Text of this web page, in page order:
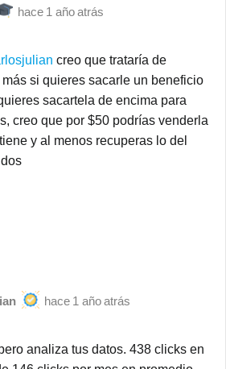
1 año atrás
creo que trataría de
si quieres sacarle un beneficio
sacartela de encima para
creo que por $50 podrías venderla
y al menos recuperas lo del
1 año atrás
analiza tus datos. 438 clicks en